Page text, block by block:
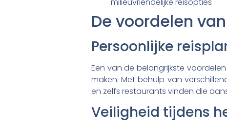
De voordelen
Persoonlijke
Een van de belangrijkste
maken. Met behulp van
en zelfs restaurants vinden die
Veiligheid tijdens